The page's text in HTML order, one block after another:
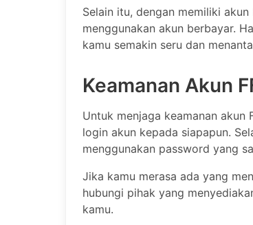
Selain itu, dengan memiliki
menggunakan akun berbayar.
kamu semakin seru dan
Keamanan Akun
Untuk menjaga keamanan
login akun kepada siapapun.
menggunakan password yang
Jika kamu merasa ada yang
hubungi pihak yang
kamu.